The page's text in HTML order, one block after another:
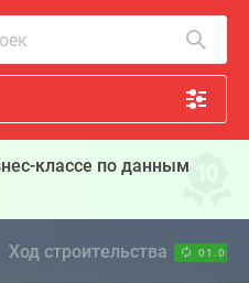
классе по данным
Ход строительства